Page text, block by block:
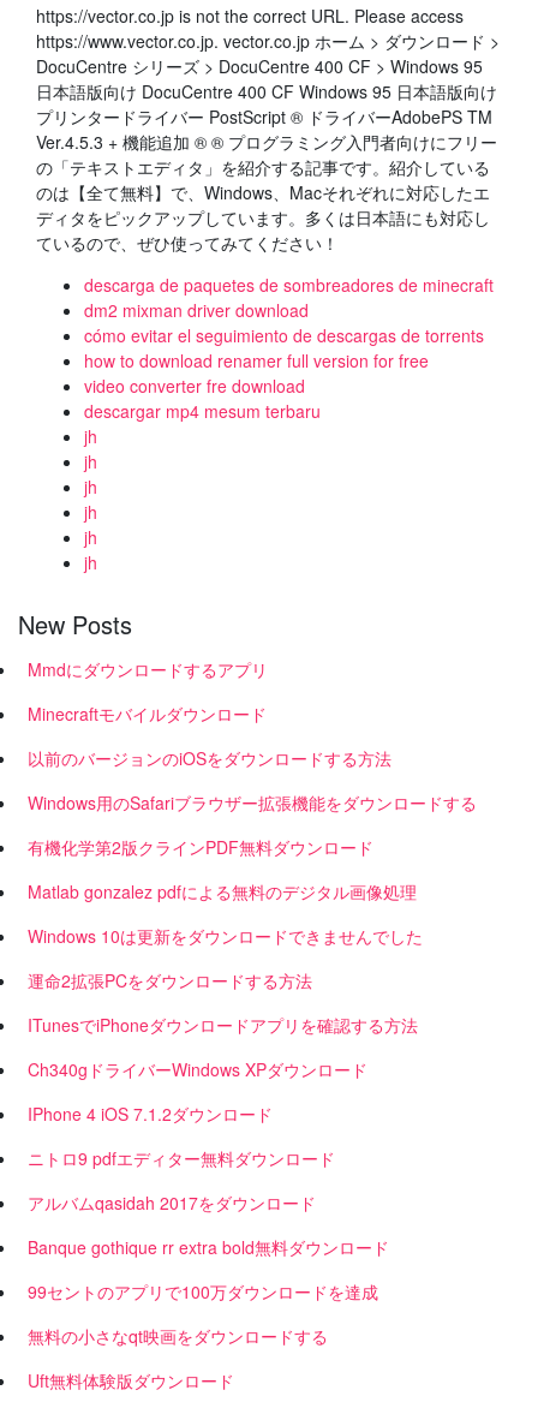
https://vector.co.jp is not the correct URL. Please access
https://www.vector.co.jp. vector.co.jp ホーム > ダウンロード >
DocuCentre シリーズ > DocuCentre 400 CF > Windows 95
日本語版向け DocuCentre 400 CF Windows 95 日本語版向け
プリンタードライバー PostScript ® ドライバーAdobePS TM
Ver.4.5.3 + 機能追加 ® ® プログラミング入門者向けにフリー
の「テキストエディタ」を紹介する記事です。紹介している
のは【全て無料】で、Windows、Macそれぞれに対応したエ
ディタをピックアップしています。多くは日本語にも対応し
ているので、ぜひ使ってみてください！
descarga de paquetes de sombreadores de minecraft
dm2 mixman driver download
cómo evitar el seguimiento de descargas de torrents
how to download renamer full version for free
video converter fre download
descargar mp4 mesum terbaru
jh
jh
jh
jh
jh
jh
New Posts
Mmdにダウンロードするアプリ
Minecraftモバイルダウンロード
以前のバージョンのiOSをダウンロードする方法
Windows用のSafariブラウザー拡張機能をダウンロードする
有機化学第2版クラインPDF無料ダウンロード
Matlab gonzalez pdfによる無料のデジタル画像処理
Windows 10は更新をダウンロードできませんでした
運命2拡張PCをダウンロードする方法
ITunesでiPhoneダウンロードアプリを確認する方法
Ch340gドライバーWindows XPダウンロード
IPhone 4 iOS 7.1.2ダウンロード
ニトロ9 pdfエディター無料ダウンロード
アルバムqasidah 2017をダウンロード
Banque gothique rr extra bold無料ダウンロード
99セントのアプリで100万ダウンロードを達成
無料の小さなqt映画をダウンロードする
Uft無料体験版ダウンロード